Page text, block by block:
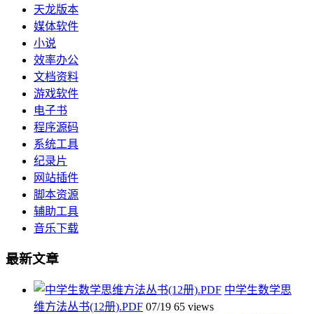
天龙版本
媒体软件
小说
效率办公
文档资料
游戏软件
电子书
程序源码
系统工具
纪录片
网站插件
脚本资源
辅助工具
音乐下载
最新文章
中学生数学思
维方法丛书(12册).PDF 07/19 65 views